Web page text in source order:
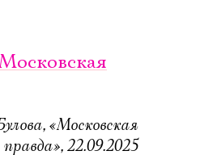
«Московская
правда», 22.09.2025